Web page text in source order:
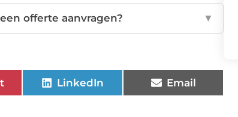
offerte aanvragen? ▼
LinkedIn Email